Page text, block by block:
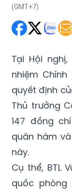
(GMT+7)
Tại Hội
nhiệm
quyết định
Thủ trưởng
147 đồng
quân hàm
này.
Cụ thể, BTL
quốc